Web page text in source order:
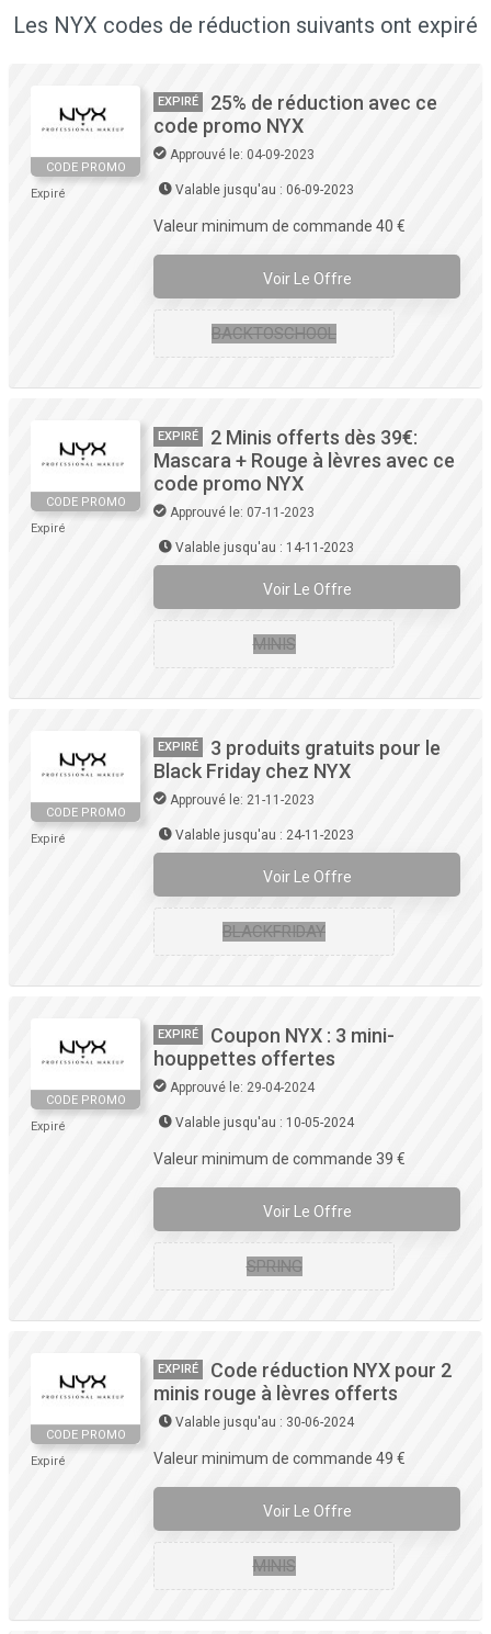
Les NYX codes de réduction suivants ont expiré
CODE PROMO
Expiré
EXPIRÉ
25% de réduction avec ce
code promo NYX
Approuvé le: 04-09-2023
Valable jusqu'au : 06-09-2023
Valeur minimum de commande 40 €
Voir Le Offre
BACKTOSCHOOL
CODE PROMO
Expiré
EXPIRÉ
2 Minis offerts dès 39€:
Mascara + Rouge à lèvres avec ce
code promo NYX
Approuvé le: 07-11-2023
Valable jusqu'au : 14-11-2023
Voir Le Offre
MINIS
CODE PROMO
Expiré
EXPIRÉ
3 produits gratuits pour le
Black Friday chez NYX
Approuvé le: 21-11-2023
Valable jusqu'au : 24-11-2023
Voir Le Offre
BLACKFRIDAY
CODE PROMO
Expiré
EXPIRÉ
Coupon NYX : 3 mini-
houppettes offertes
Approuvé le: 29-04-2024
Valable jusqu'au : 10-05-2024
Valeur minimum de commande 39 €
Voir Le Offre
SPRING
CODE PROMO
Expiré
EXPIRÉ
Code réduction NYX pour 2
minis rouge à lèvres offerts
Valable jusqu'au : 30-06-2024
Valeur minimum de commande 49 €
Voir Le Offre
MINIS